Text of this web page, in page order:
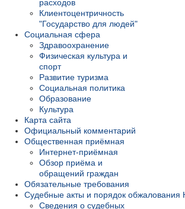
расходов
Клиентоцентричность
"Государство для людей"
Социальная сфера
Здравоохранение
Физическая культура и
спорт
Развитие туризма
Социальная политика
Образование
Культура
Карта сайта
Официальный комментарий
Общественная приёмная
Интернет-приёмная
Обзор приёма и
обращений граждан
Обязательные требования
Судебные акты и порядок обжалования
Сведения о судебных